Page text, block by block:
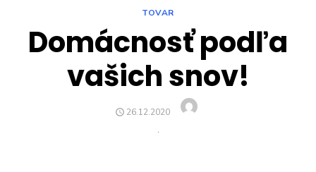
TOVAR
Domácnosť podľa
vašich snov!
POSTED
26.12.2020